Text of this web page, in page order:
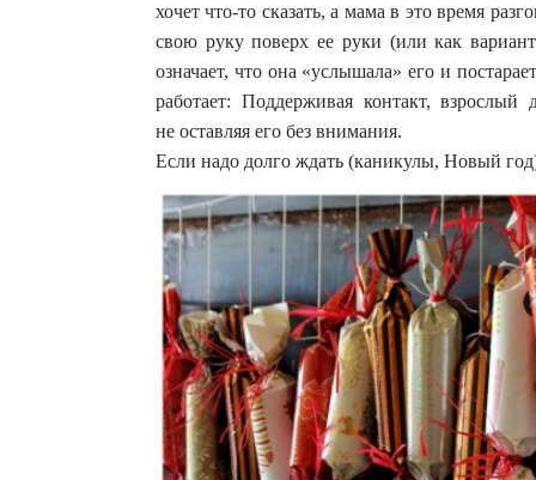
хочет что-то сказать, а мама в это время
свою руку поверх ее руки (или как
означает, что она «услышала» его и
работает: Поддерживая контакт,
не оставляя его без внимания.
Если надо долго ждать (каникулы, Новый